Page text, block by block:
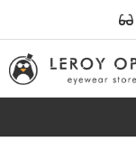
contenido